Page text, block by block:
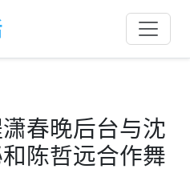
春晚后台与沈
陈哲远合作舞